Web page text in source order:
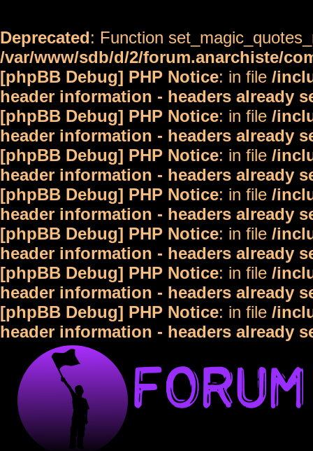
Deprecated: Function
/var/www/sdb/d/2/forum.anarchiste/
[phpBB Debug] PHP Notice: in file /
header information - headers already
[phpBB Debug] PHP Notice: in file /
header information - headers already
[phpBB Debug] PHP Notice: in file /
header information - headers already
[phpBB Debug] PHP Notice: in file /
header information - headers already
[phpBB Debug] PHP Notice: in file /
header information - headers already
[phpBB Debug] PHP Notice: in file /
header information - headers already
[phpBB Debug] PHP Notice: in file /
header information - headers already